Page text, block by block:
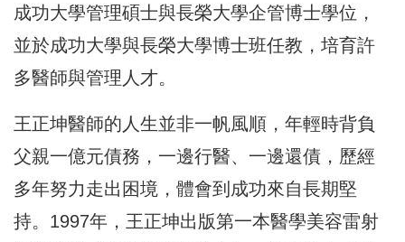
成功大學管理碩士與長榮大學企管博士學位，
並於成功大學與長榮大學博士班任教，培育許
多醫師與管理人才。
王正坤醫師的人生並非一帆風順，年輕時背負
父親一億元債務，一邊行醫、一邊還債，歷經
多年努力走出困境，體會到成功來自長期堅
持。1997年，王正坤出版第一本醫學美容雷射